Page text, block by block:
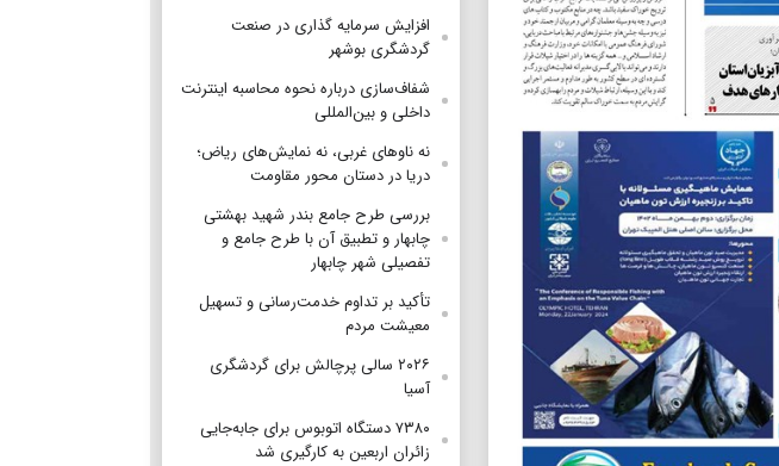
افزایش سرمایه گذاری در صنعت
گردشگری بوشهر
شفاف‌سازی درباره نحوه محاسبه اینترنت
داخلی و بین‌المللی
نه ناوهای غربی، نه نمایش‌های ریاض؛
دریا در دستان محور مقاومت
بررسی طرح جامع بندر شهید بهشتی
چابهار و تطبیق آن با طرح جامع و
تفصیلی شهر چابهار
تأکید بر تداوم خدمت‌رسانی و تسهیل
معیشت مردم
۲۰۲۶ سالی پرچالش برای گردشگری
آسیا
۷۳۸۰ دستگاه اتوبوس برای جابه‌جایی
زائران اربعین به‌ کارگیری شد